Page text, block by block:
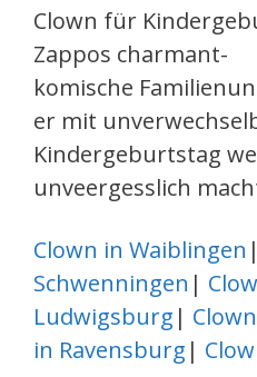
Clown für
Zappos charmant-
komische
er mit
Kindergeburtstag
unveergesslich
Clown in Waiblingen |
Schwenningen |
Ludwigsburg |
in Ravensburg |